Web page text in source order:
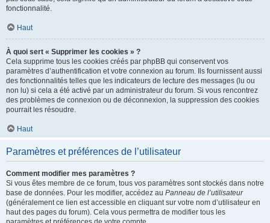
fonctionnalité.
Haut
À quoi sert « Supprimer les cookies » ?
Cela supprime tous les cookies créés par phpBB qui conservent vos
paramètres d’authentification et votre connexion au forum. Ils fournissent aussi
des fonctionnalités telles que les indicateurs de lecture des messages (lu ou
non lu) si cela a été activé par un administrateur du forum. Si vous rencontrez
des problèmes de connexion ou de déconnexion, la suppression des cookies
pourrait les résoudre.
Haut
Paramètres et préférences de l’utilisateur
Comment modifier mes paramètres ?
Si vous êtes membre de ce forum, tous vos paramètres sont stockés dans notre
base de données. Pour les modifier, accédez au Panneau de l’utilisateur
(généralement ce lien est accessible en cliquant sur votre nom d’utilisateur en
haut des pages du forum). Cela vous permettra de modifier tous les